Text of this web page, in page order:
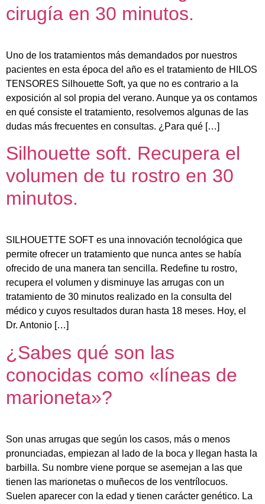
cirugía en 30 minutos.
Uno de los tratamientos más demandados por nuestros
pacientes en esta época del año es el tratamiento de HILOS
TENSORES Silhouette Soft, ya que no es contrario a la
exposición al sol propia del verano. Aunque ya os contamos
en qué consiste el tratamiento, resolvemos algunas de las
dudas más frecuentes en consultas. ¿Para qué […]
Silhouette soft. Recupera el
volumen de tu rostro en 30
minutos.
SILHOUETTE SOFT es una innovación tecnológica que
permite ofrecer un tratamiento que nunca antes se había
ofrecido de una manera tan sencilla. Redefine tu rostro,
recupera el volumen y disminuye las arrugas con un
tratamiento de 30 minutos realizado en la consulta del
médico y cuyos resultados duran hasta 18 meses. Hoy, el
Dr. Antonio […]
¿Sabes qué son las
conocidas como «líneas de
marioneta»?
Son unas arrugas que según los casos, más o menos
pronunciadas, empiezan al lado de la boca y llegan hasta la
barbilla. Su nombre viene porque se asemejan a las que
tienen las marionetas o muñecos de los ventrílocuos.
Suelen aparecer con la edad y tienen carácter genético. La